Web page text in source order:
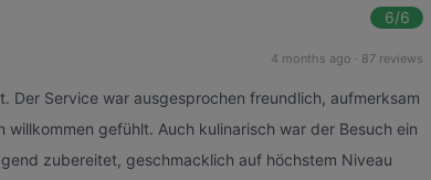
6/6
4 months ago · 87 reviews
Der Service war ausgesprochen freundlich, aufmerksam
gefühlt. Auch kulinarisch war der Besuch ein
zubereitet, geschmacklich auf höchstem Niveau